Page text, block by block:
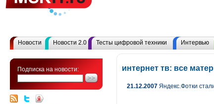
Новости Новости 2.0 Тесты цифровой техники Интервью
Подписка на новости: интернет тв: все
21.12.2007 Яндекс.Фотки